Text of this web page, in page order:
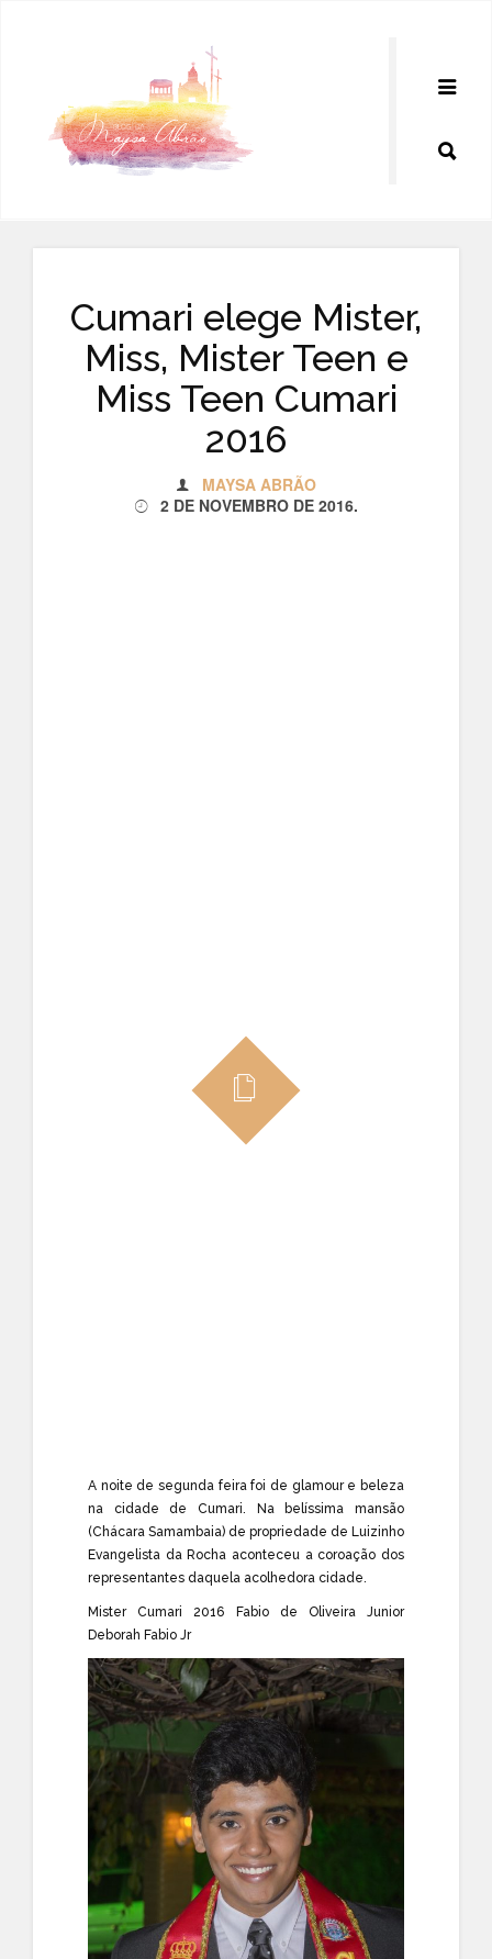
Cumari elege Mister,
Miss, Mister Teen e
Miss Teen Cumari
2016
MAYSA ABRÃO
2 DE NOVEMBRO DE 2016.
A noite de segunda feira foi de glamour e beleza
na cidade de Cumari. Na belíssima mansão
(Chácara Samambaia) de propriedade de Luizinho
Evangelista da Rocha aconteceu a coroação dos
representantes daquela acolhedora cidade.
Mister Cumari 2016 Fabio de Oliveira Junior
Deborah Fabio Jr